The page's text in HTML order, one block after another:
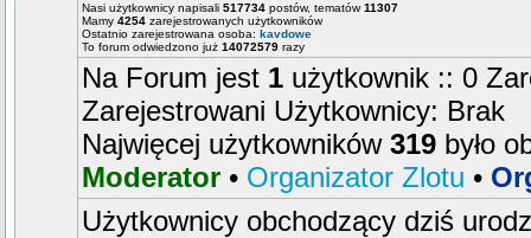
Nasi użytkownicy napisali 517734 postów, tematów11307
Mamy 4254 zarejestrowanych użytkowników
Ostatnio zarejestrowana osoba: kavdowe
To forum odwiedzono już 14072579 razy
Na Forum jest 1 użytkownik :: 0
Zarejestrowani Użytkownicy: Brak
Najwięcej użytkowników 319 było
Moderator • Organizator Zlotu •
Użytkownicy obchodzący dziś